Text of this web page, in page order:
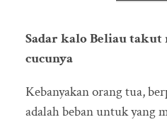
Sadar kalo Beliau takut
cucunya
Kebanyakan orang tua,
adalah beban untuk yang